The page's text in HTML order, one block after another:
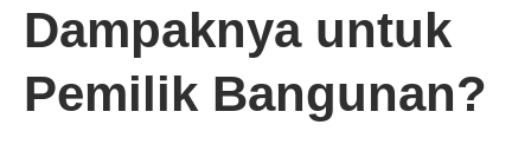
Dampaknya untuk
Pemilik Bangunan?